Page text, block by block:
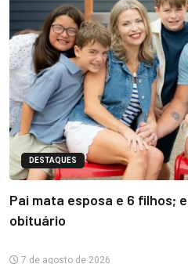
DESTAQUES
Pai mata esposa e 6 filhos;
obituário
7 de agosto de 2026